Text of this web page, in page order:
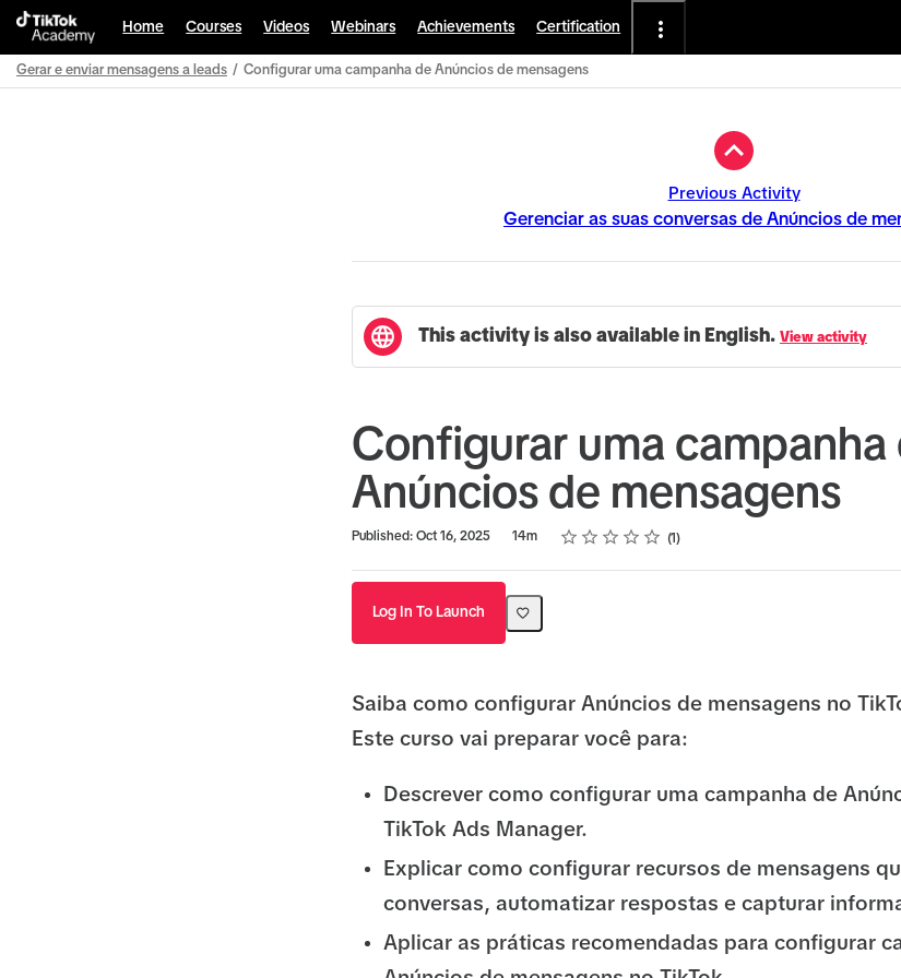
Home Courses Videos Webinars Achievements Certification
Gerar e enviar mensagens a leads Configurar uma campanha de Anúncios de mensagens
Previous Activity
Gerenciar as suas conversas de Anúncios de
This activity is also available in English. View activity
Configurar uma campanha
Anúncios de mensagens
Published: Oct 16, 2025 14m Rating
1 star
2 stars
3 stars
4 stars
5 stars 1
Log In To Launch
Saiba como configurar Anúncios de mensagens no
Este curso vai preparar você para:
Descrever como configurar uma campanha de
TikTok Ads Manager.
Explicar como configurar recursos de mensagens
conversas, automatizar respostas e capturar
Aplicar as práticas recomendadas para configurar